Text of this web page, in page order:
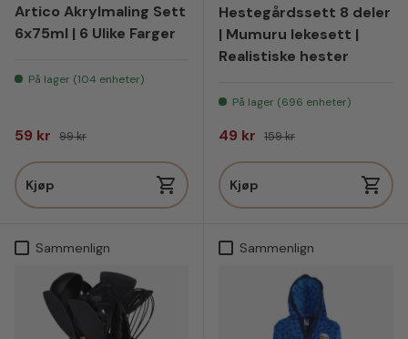
Artico Akrylmaling Sett
6x75ml | 6 Ulike Farger
På lager (104 enheter)
Salgspris
59 kr Vanlig pris
99 kr
Kjøp
Hestegårdssett 8 deler
| Mumuru lekesett |
Realistiske hester
På lager (696 enheter)
Salgspris
49 kr Vanlig pris
159 kr
Kjøp
Sammenlign Sammenlign